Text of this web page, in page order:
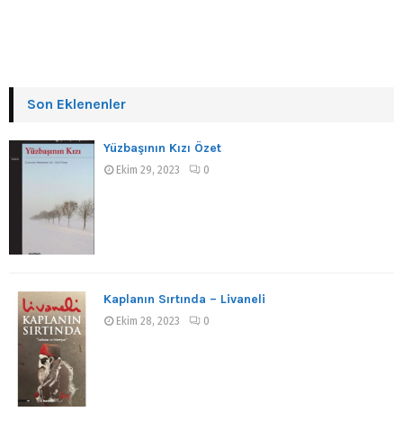
Son Eklenenler
Yüzbaşının Kızı Özet
Ekim 29, 2023 0
Kaplanın Sırtında – Livaneli
Ekim 28, 2023 0